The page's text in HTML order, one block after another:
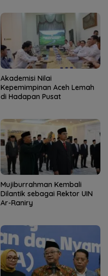
Akademisi Nilai
Kepemimpinan Aceh Lemah
di Hadapan Pusat
Mujiburrahman Kembali
Dilantik sebagai Rektor UIN
Ar-Raniry